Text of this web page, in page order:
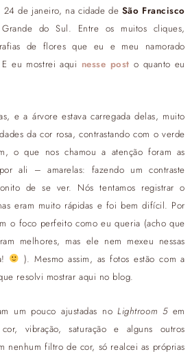
de janeiro, na cidade de São Francisco
do Sul. Entre os muitos cliques,
de flores que eu e meu namorado
eu mostrei aqui nesse post o quanto eu
e a árvore estava carregada delas, muito
da cor rosa, contrastando com o verde
o que nos chamou a atenção foram as
ali – amarelas: fazendo um contraste
de se ver. Nós tentamos registrar o
eram muito rápidas e foi bem difícil. Por
o foco perfeito como eu queria (acho que
melhores, mas ele nem mexeu nessas
). Mesmo assim, as fotos estão com a
resolvi mostrar aqui no blog.
um pouco ajustadas noLightroom 5em
vibração, saturação e alguns outros
nenhum filtro de cor, só realcei as próprias